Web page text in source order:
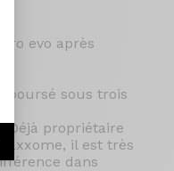
evo après
sous trois
Déjà propriétaire
il est très
dans